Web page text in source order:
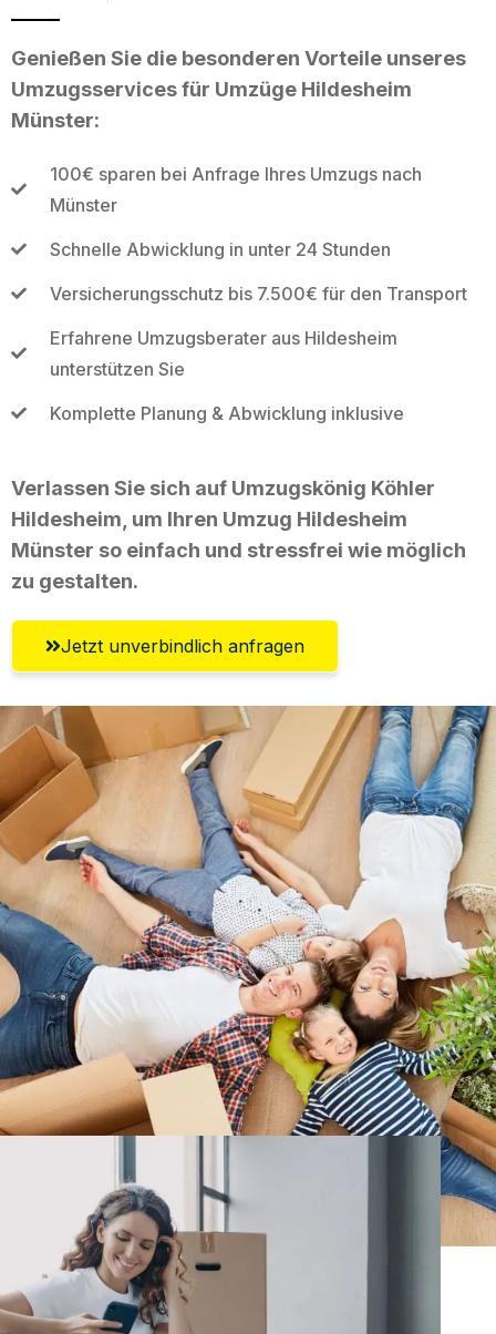
Genießen Sie die besonderen Vorteile unseres
Umzugsservices für Umzüge Hildesheim
Münster:
100€ sparen bei Anfrage Ihres Umzugs nach
Münster
Schnelle Abwicklung in unter 24 Stunden
Versicherungsschutz bis 7.500€ für den Transport
Erfahrene Umzugsberater aus Hildesheim
unterstützen Sie
Komplette Planung & Abwicklung inklusive
Verlassen Sie sich auf Umzugskönig Köhler
Hildesheim, um Ihren Umzug Hildesheim
Münster so einfach und stressfrei wie möglich
zu gestalten.
Jetzt unverbindlich anfragen